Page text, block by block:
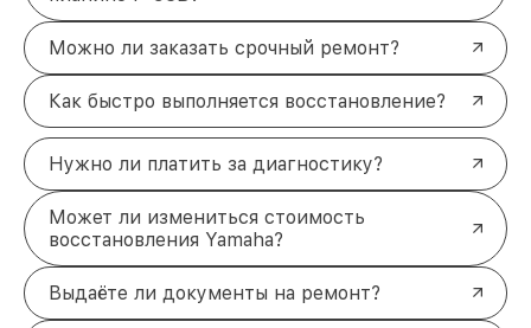
Можно ли заказать срочный ремонт?
Как быстро выполняется восстановление?
Нужно ли платить за диагностику?
Может ли измениться стоимость
восстановления Yamaha?
Выдаёте ли документы на ремонт?